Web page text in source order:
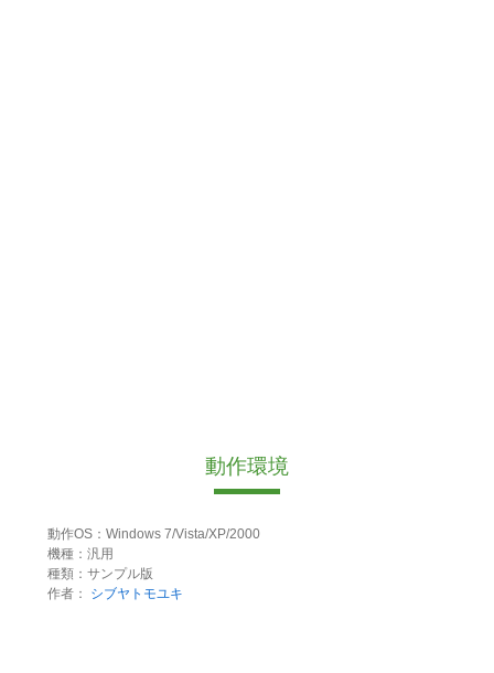
動作環境
動作OS：Windows 7/Vista/XP/2000
機種：汎用
種類：サンプル版
作者：
シブヤトモユキ